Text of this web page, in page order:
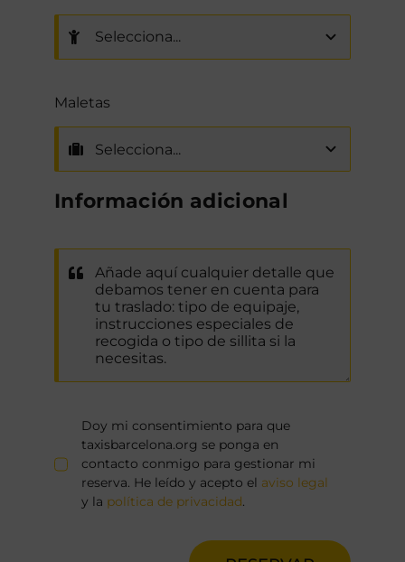
Maletas
Información adicional
Doy mi consentimiento para que
taxisbarcelona.org se ponga en
contacto conmigo para gestionar mi
reserva. He leído y acepto el aviso legal
y la política de privacidad.